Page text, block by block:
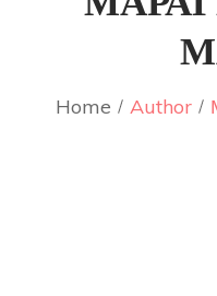
Home Author